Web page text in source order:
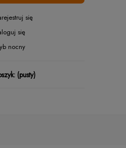
się
się
(pusty)